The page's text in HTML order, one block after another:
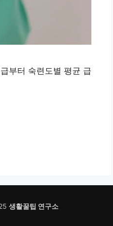
부터 숙련도별 평균 급
생활꿀팁 연구소